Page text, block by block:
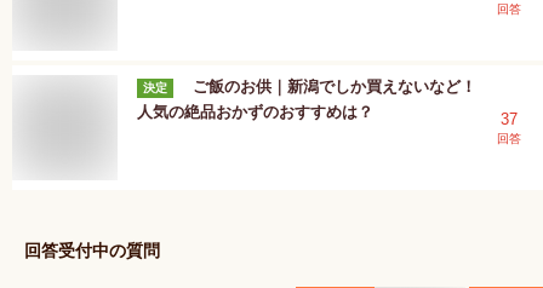
回答
決定
ご飯のお供｜新潟でしか買えないなど！
人気の絶品おかずのおすすめは？
37
回答
回答受付中の質問